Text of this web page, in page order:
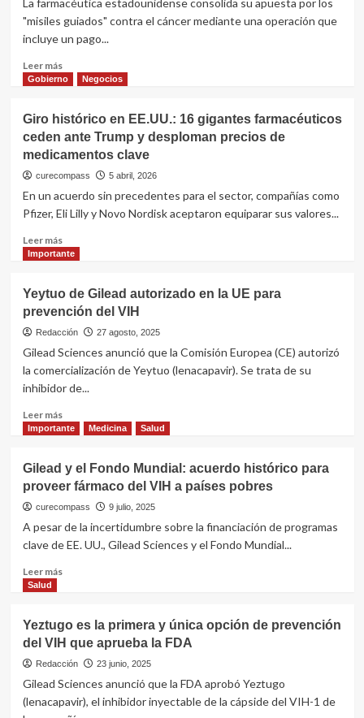
de
mama
triple
contra
el
VIH
129
países
La farmacéutica estadounidense consolida su apuesta por los
"misiles guiados" contra el cáncer mediante una operación que
incluye un pago...
Leer másLeer
más
Sciences
expande
su
imperio
adquiere
la
alemana
Tubulis
U$S
5.000
millones
Gobierno Negocios
Giro histórico en EE.UU.: 16 gigantes farmacéuticos
ceden ante Trump y desploman precios de
medicamentos clave
curecompass 5 abril, 2026
En un acuerdo sin precedentes para el sector, compañías como
Pfizer, Eli Lilly y Novo Nordisk aceptaron equiparar sus valores...
Leer másLeer
más
histórico
en
EE.UU.:
16
farmacéuticos
ceden
Trump
y
precios
de
medicamentos
clave
Importante
Yeytuo de Gilead autorizado en la UE para
prevención del VIH
Redacción 27 agosto, 2025
Gilead Sciences anunció que la Comisión Europea (CE) autorizó
la comercialización de Yeytuo (lenacapavir). Se trata de su
inhibidor de...
Leer másLeer
más
de
Gilead
autorizado
en
UE
Importante Medicina Salud
Gilead y el Fondo Mundial: acuerdo histórico para
proveer fármaco del VIH a países pobres
curecompass 9 julio, 2025
A pesar de la incertidumbre sobre la financiación de programas
clave de EE. UU., Gilead Sciences y el Fondo Mundial...
Leer másLeer
y
el
Fondo
Mundial:
histórico
Salud
Yeztugo es la primera y única opción de prevención
del VIH que aprueba la FDA
Redacción 23 junio, 2025
Gilead Sciences anunció que la FDA aprobó Yeztugo
(lenacapavir), el inhibidor inyectable de la cápside del VIH-1 de